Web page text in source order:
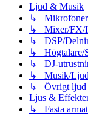
Ljud & Musik
↳
↳ Mixer/FX/
↳ DSP/
↳ Högtalare/
↳ DJ-
↳ Musik/
↳ Övrigt ljud
Ljus &
↳ Fasta